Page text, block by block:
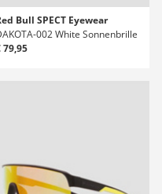
Bull SPECT Eyewear
002 White Sonnenbrille
79,95